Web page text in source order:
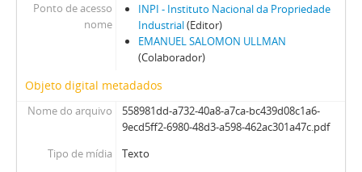
Ponto de acesso
nome
INPI - Instituto Nacional da Propriedade
Industrial(Editor)
EMANUEL SALOMON ULLMAN
(Colaborador)
Objeto digital metadados
Nome do arquivo
558981dd-a732-40a8-a7ca-bc439d08c1a6-
9ecd5ff2-6980-48d3-a598-462ac301a47c.pdf
Tipo de mídia
Texto